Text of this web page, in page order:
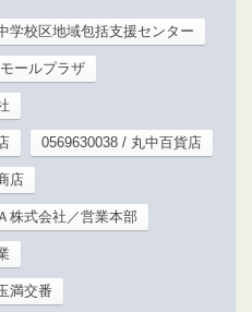
学校区地域包括支援センター
ールプラザ
0569630038 / 丸中百貨店
店
株式会社／営業本部
満交番